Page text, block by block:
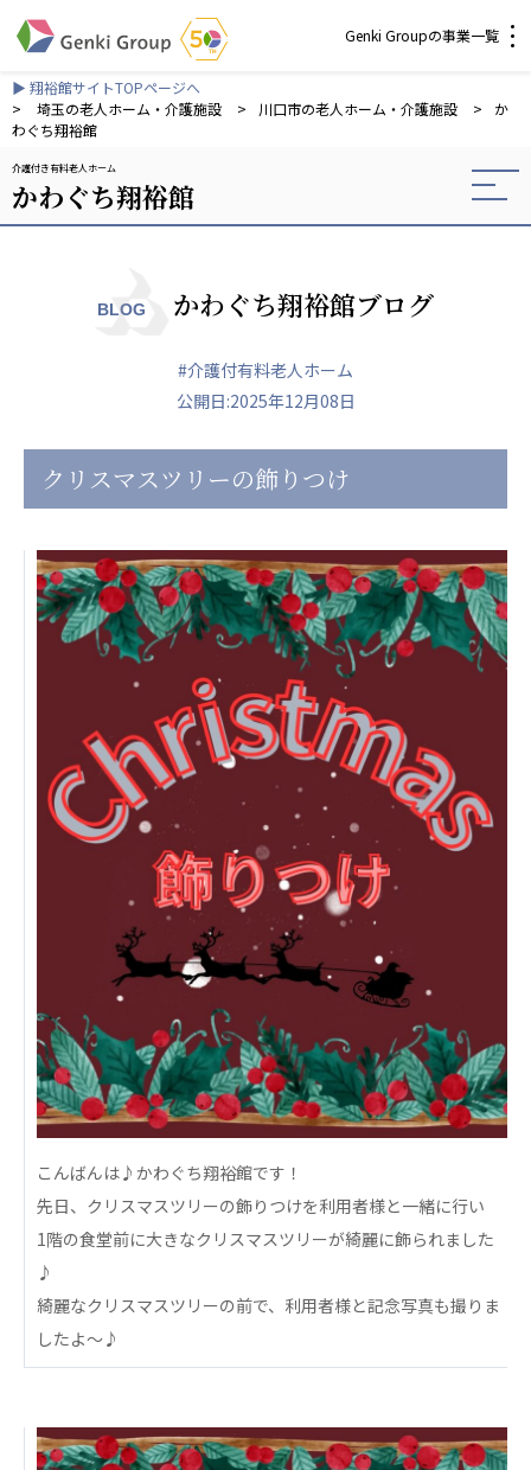
Genki Groupの事業一覧
介護・福祉
社会福祉法人 元気村グループ
社会福祉法人元気村
社会福祉法人長寿の森
株式会社 サンガジャパン
株式会社日本遮蔽技研
株式会社Genkiリレーションズ
日本高齢者福祉協会
株式会社 爽やかな風沖縄
爽やかな風 中部エリア
爽やかな風 那覇エリア
株式会社 鷹揚館
鷹揚館
社会福祉法人 共生会
特別養護老人ホーム 共生の家
株式会社 アジアメデカ元気事業団
アジアメデカ元気事業団
株式会社 爽やかな風九州
爽やかな風九州
株式会社 七星
七星
社会福祉法人 福ふく
株式会社 せきれい
せきれい
社会福祉法人 心の会
心の会
医療（共に生きる仲間達）
医療法人社団 美翔会
聖心美容クリニック
S-Labo（渋谷院）
医療法人社団 デンタルケアコミュニティ
フォレストデンタルクリニック
複合ケアセンターまつぞの
▶ 翔裕館サイトTOPページへ
>
埼玉の老人ホーム・介護施設 > 川口市の老人ホーム・介護施設 >
か
わぐち翔裕館
介護付き有料老人ホーム
かわぐち翔裕館
BLOG かわぐち翔裕館ブログ
#介護付有料老人ホーム
公開日:2025年12月08日
クリスマスツリーの飾りつけ
こんばんは♪かわぐち翔裕館です！
先日、クリスマスツリーの飾りつけを利用者様と一緒に行い
1階の食堂前に大きなクリスマスツリーが綺麗に飾られました
♪
綺麗なクリスマスツリーの前で、利用者様と記念写真も撮りま
したよ〜♪